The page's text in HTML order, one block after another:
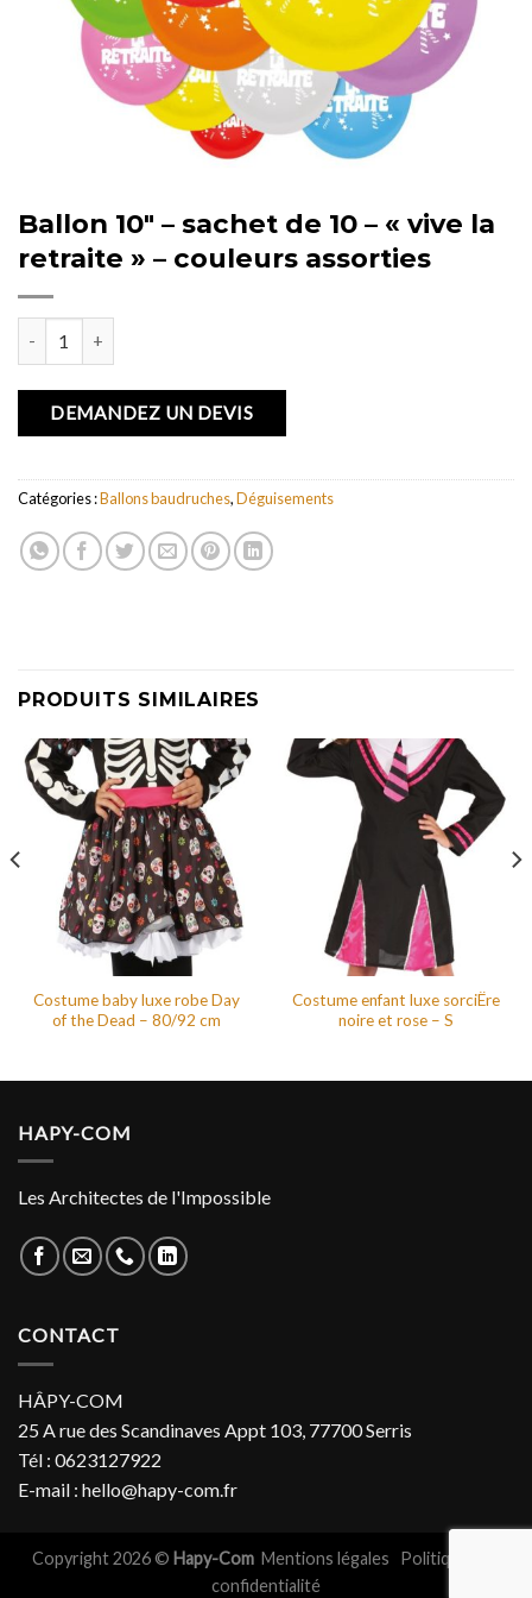
Ballon 10″ – sachet de 10 – « vive la
retraite » – couleurs assorties
DEMANDEZ UN DEVIS
Catégories :Ballons baudruches,Déguisements
PRODUITS SIMILAIRES
Costume baby luxe robe Day
of the Dead – 80/92 cm
Costume enfant luxe sorciËre
noire et rose – S
HAPY-COM
Les Architectes de l'Impossible
CONTACT
HÂPY-COM
25 A rue des Scandinaves Appt 103, 77700 Serris
Tél : 0623127922
E-mail : hello@hapy-com.fr
Copyright 2026 © Hapy-Com Mentions légales
Politiques de
confidentialité